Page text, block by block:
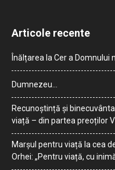
Articole recente
Înălțarea la Cer a Domnului
Dumnezeu…
Recunoștință și
viață – din partea preoților
Marșul pentru viață la cea
Orhei: „Pentru viață, cu